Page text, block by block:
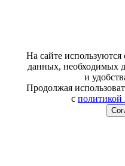
На сайте используются
данных, необходимых
и
Продолжая
с политикой